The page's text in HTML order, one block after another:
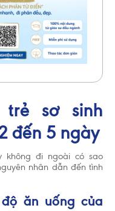
trẻ sơ sinh
đến 5 ngày
không đi ngoài có sao
nhân dẫn đến tình
ăn uống của